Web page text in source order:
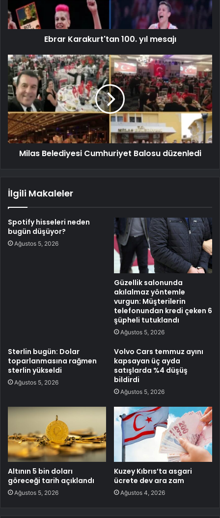
Ebrar Karakurt'tan 100. yıl mesajı
Milas Belediyesi Cumhuriyet Balosu düzenledi
İlgili Makaleler
Spotify hisseleri neden
bugün düşüyor?
Ağustos 5, 2026
Güzellik salonunda
akılalmaz yöntemle
vurgun: Müşterilerin
telefonundan kredi çeken 6
şüpheli tutuklandı
Ağustos 5, 2026
Sterlin bugün: Dolar
toparlanmasına rağmen
sterlin yükseldi
Ağustos 5, 2026
Volvo Cars temmuz ayını
kapsayan üç ayda
satışlarda %4 düşüş
bildirdi
Ağustos 5, 2026
Altının 5 bin doları
göreceği tarih açıklandı
Ağustos 5, 2026
Kuzey Kıbrıs’ta asgari
ücrete dev ara zam
Ağustos 4, 2026